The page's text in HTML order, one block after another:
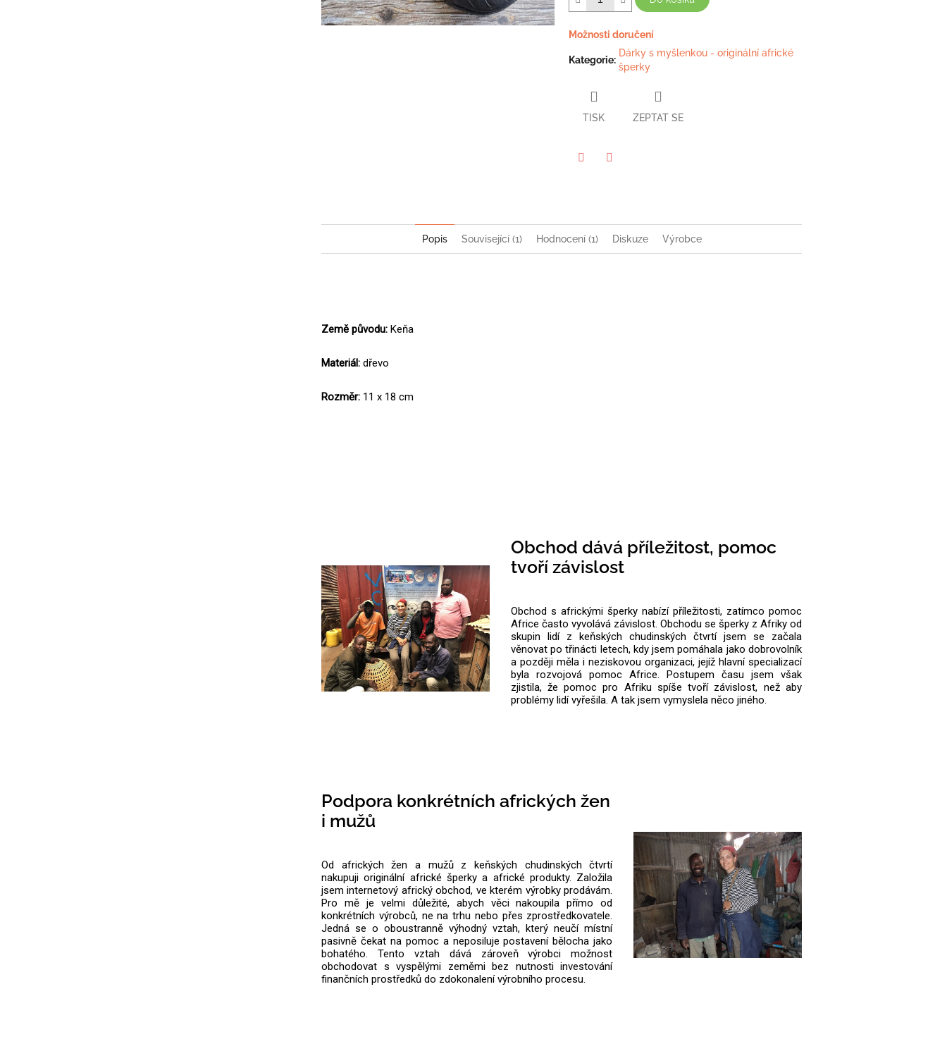
hvězdiček.
Možnosti doručení
Kategorie:
Dárky s myšlenkou - originální africké
šperky
TISK ZEPTAT SE
Popis Související (1) Hodnocení (1) Diskuze Výrobce
Země původu: Keňa
Materiál: dřevo
Rozměr: 11 x 18 cm
Obchod dává příležitost, pomoc
tvoří závislost
Obchod s africkými šperky nabízí příležitosti, zatímco pomoc
Africe často vyvolává závislost. Obchodu se šperky z Afriky od
skupin lidí z keňských chudinských čtvrtí jsem se začala
věnovat po třinácti letech, kdy jsem pomáhala jako dobrovolník
a později měla i neziskovou organizaci, jejíž hlavní specializací
byla rozvojová pomoc Africe. Postupem času jsem však
zjistila, že pomoc pro Afriku spíše tvoří závislost, než aby
problémy lidí vyřešila. A tak jsem vymyslela něco jiného.
Podpora konkrétních afrických žen
i mužů
Od afrických žen a mužů z keňských chudinských čtvrtí
nakupuji originální africké šperky a africké produkty. Založila
jsem internetový africký obchod, ve kterém výrobky prodávám.
Pro mě je velmi důležité, abych věci nakoupila přímo od
konkrétních výrobců, ne na trhu nebo přes zprostředkovatele.
Jedná se o oboustranně výhodný vztah, který neučí místní
pasivně čekat na pomoc a neposiluje postavení bělocha jako
bohatého. Tento vztah dává zároveň výrobci možnost
obchodovat s vyspělými zeměmi bez nutnosti investování
finančních prostředků do zdokonalení výrobního procesu.